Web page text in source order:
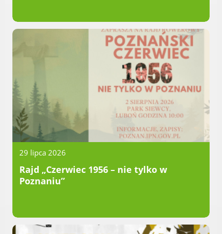
29 lipca 2026
Rajd „Czerwiec 1956 – nie tylko w
Poznaniu”